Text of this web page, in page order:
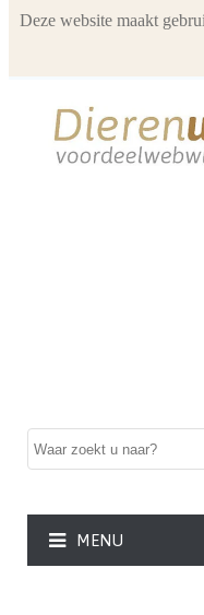
MENU
Deze website maakt